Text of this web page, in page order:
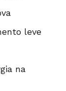
leve
na